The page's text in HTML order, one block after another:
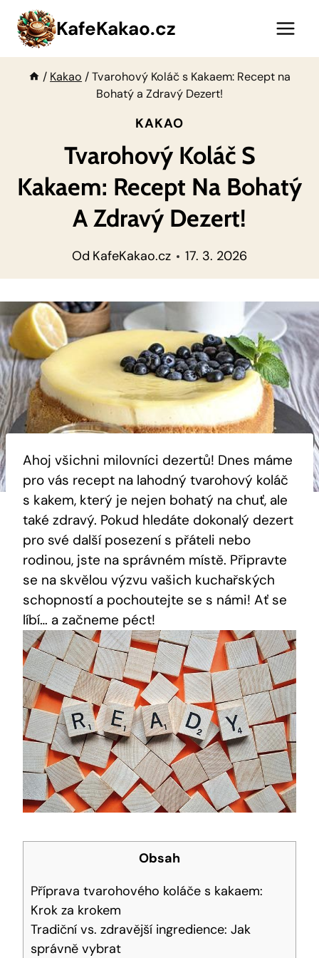
Přeskočit
obsah
KafeKakao.cz
/ Kakao /Tvarohový Koláč s Kakaem: Recept na
Bohatý a Zdravý Dezert!
KAKAO
Tvarohový Koláč S
Kakaem: Recept Na Bohatý
A Zdravý Dezert!
Od KafeKakao.cz 17. 3. 2026
Ahoj⁢ všichni ⁣milovníci ⁣dezertů!⁣ Dnes ⁢máme
pro vás⁢ recept ⁣na lahodný tvarohový koláč
⁣s kakem, který​ je nejen bohatý‍ na⁣ chuť, ale
⁣také zdravý. Pokud⁢ hledáte dokonalý dezert
pro ‌své další posezení s přáteli nebo⁣
rodinou, jste na správném místě. Připravte
se na skvělou výzvu‌ vašich⁣ kuchařských
schopností a ⁣pochoutejte se ​s⁤ námi! ‌Ať se
líbí… a začneme péct!
Obsah
Příprava tvarohového koláče⁣ s ⁣kakaem:
Krok za krokem
Tradiční vs. zdravější ​ingredience: Jak
správně vybrat